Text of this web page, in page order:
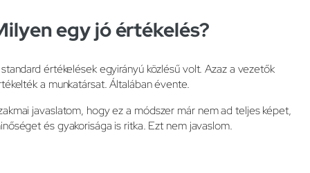
egy jó értékelés?
értékelések egyirányú közlésű volt. Azaz a vezetők
a munkatársat. Általában évente.
javaslatom, hogy ez a módszer már nem ad teljes képet,
és gyakorisága is ritka. Ezt nem javaslom.